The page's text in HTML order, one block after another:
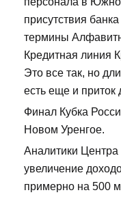
присутствия
термины
Кредитная линия
Это все так, но
есть еще и приток
Финал Кубка
Новом Уренгое.
Аналитики Центра
увеличение
примерно на 500